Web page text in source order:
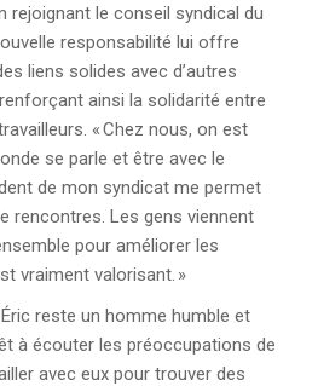
rejoignant le conseil syndical du
responsabilité lui offre
liens solides avec d’autres
ainsi la solidarité entre
« Chez nous, on est
se parle et être avec le
de mon syndicat me permet
rencontres. Les gens viennent
pour améliorer les
vraiment valorisant. »
reste un homme humble et
à écouter les préoccupations de
avec eux pour trouver des
CONGRÈS 2025